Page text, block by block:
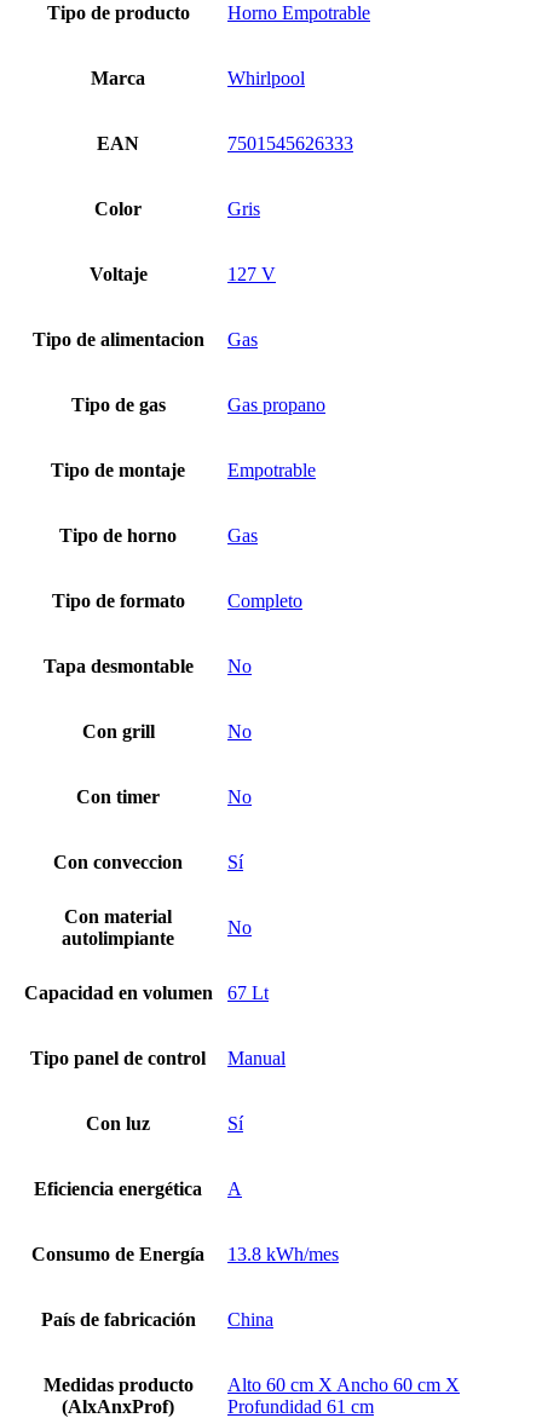
Tipo de producto Horno Empotrable
Marca Whirlpool
EAN 7501545626333
Color Gris
Voltaje 127 V
Tipo de alimentacion Gas
Tipo de gas Gas propano
Tipo de montaje Empotrable
Tipo de horno Gas
Tipo de formato Completo
Tapa desmontable No
Con grill No
Con timer No
Con conveccion Sí
Con material
autolimpiante
No
Capacidad en volumen 67 Lt
Tipo panel de control Manual
Con luz Sí
Eficiencia energética A
Consumo de Energía 13.8 kWh/mes
País de fabricación China
Medidas producto
(AlxAnxProf)
Alto 60 cm X Ancho 60 cm X
Profundidad 61 cm